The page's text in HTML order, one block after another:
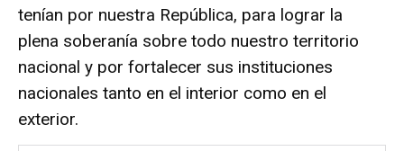
tenían por nuestra República, para lograr la
plena soberanía sobre todo nuestro territorio
nacional y por fortalecer sus instituciones
nacionales tanto en el interior como en el
exterior.